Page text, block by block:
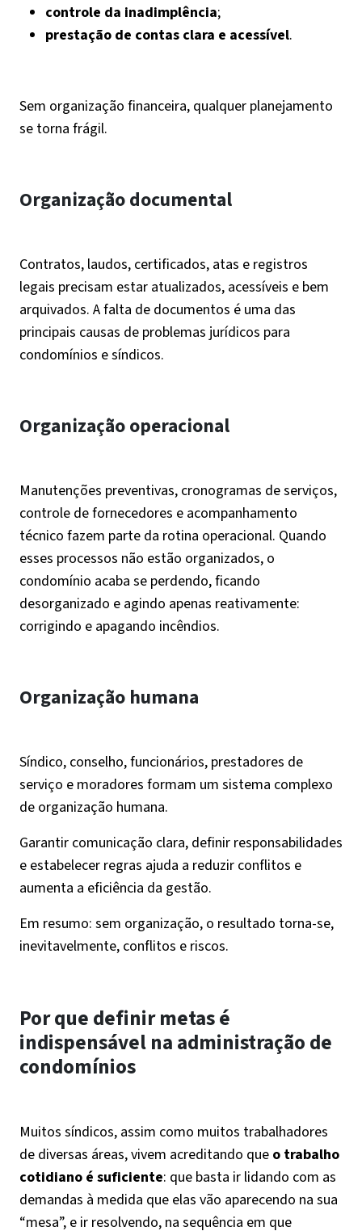
controle da inadimplência;
prestação de contas clara e acessível.
Sem organização financeira, qualquer planejamento
se torna frágil.
Organização documental
Contratos, laudos, certificados, atas e registros
legais precisam estar atualizados, acessíveis e bem
arquivados. A falta de documentos é uma das
principais causas de problemas jurídicos para
condomínios e síndicos.
Organização operacional
Manutenções preventivas, cronogramas de serviços,
controle de fornecedores e acompanhamento
técnico fazem parte da rotina operacional. Quando
esses processos não estão organizados, o
condomínio acaba se perdendo, ficando
desorganizado e agindo apenas reativamente:
corrigindo e apagando incêndios.
Organização humana
Síndico, conselho, funcionários, prestadores de
serviço e moradores formam um sistema complexo
de organização humana.
Garantir comunicação clara, definir responsabilidades
e estabelecer regras ajuda a reduzir conflitos e
aumenta a eficiência da gestão.
Em resumo: sem organização, o resultado torna-se,
inevitavelmente, conflitos e riscos.
Por que definir metas é
indispensável na administração de
condomínios
Muitos síndicos, assim como muitos trabalhadores
de diversas áreas, vivem acreditando que o trabalho
cotidiano é suficiente: que basta ir lidando com as
demandas à medida que elas vão aparecendo na sua
“mesa”, e ir resolvendo, na sequência em que